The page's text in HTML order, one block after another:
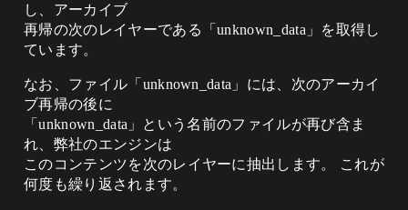
し、アーカイブ
再帰の次のレイヤーである「unknown_data」を取得し
ています。
なお、ファイル「unknown_data」には、次のアーカイ
ブ再帰の後に
「unknown_data」という名前のファイルが再び含ま
れ、弊社のエンジンは
このコンテンツを次のレイヤーに抽出します。 これが
何度も繰り返されます。